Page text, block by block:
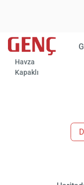
Havza
Kapaklı